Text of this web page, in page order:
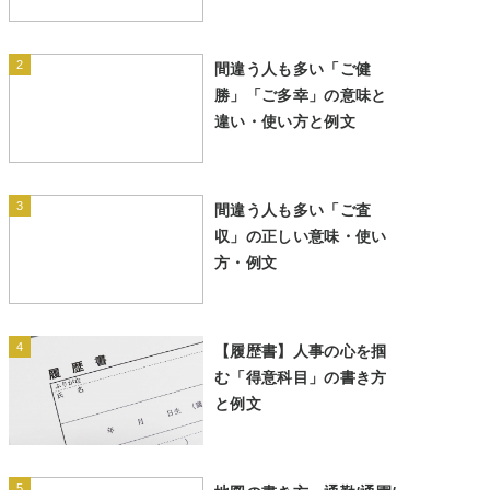
2
間違う人も多い「ご健
勝」「ご多幸」の意味と
違い・使い方と例文
3
間違う人も多い「ご査
収」の正しい意味・使い
方・例文
4
【履歴書】人事の心を掴
む「得意科目」の書き方
と例文
5